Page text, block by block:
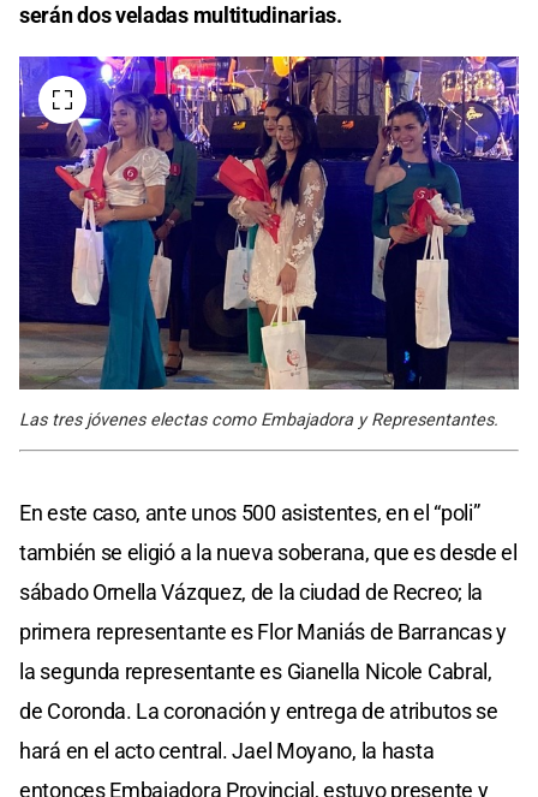
serán dos veladas multitudinarias.
Las tres jóvenes electas como Embajadora y Representantes.
En este caso, ante unos 500 asistentes, en el “poli”
también se eligió a la nueva soberana, que es desde el
sábado Ornella Vázquez, de la ciudad de Recreo; la
primera representante es Flor Maniás de Barrancas y
la segunda representante es Gianella Nicole Cabral,
de Coronda. La coronación y entrega de atributos se
hará en el acto central. Jael Moyano, la hasta
entonces Embajadora Provincial, estuvo presente y